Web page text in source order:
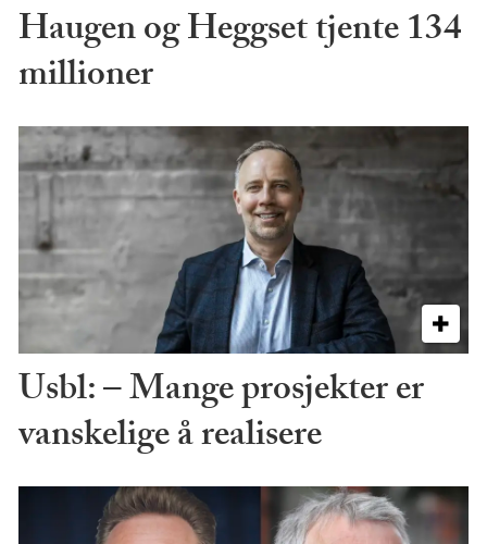
Haugen og Heggset tjente 134
millioner
Usbl: – Mange prosjekter er
vanskelige å realisere